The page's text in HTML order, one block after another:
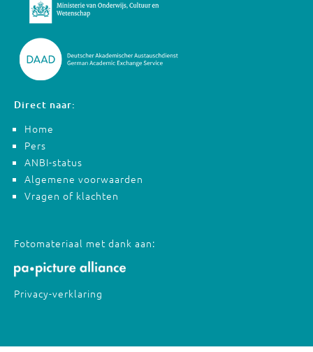
Direct naar:
Home
Pers
ANBI-status
Algemene voorwaarden
Vragen of klachten
Fotomateriaal met dank aan:
Privacy-verklaring